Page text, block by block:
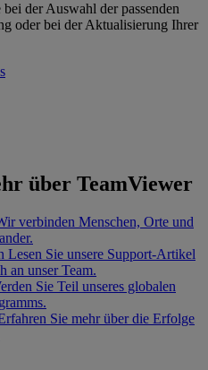
der Auswahl der passenden
oder bei der Aktualisierung Ihrer
über TeamViewer
verbinden Menschen, Orte und
Lesen Sie unsere Support-Artikel
an unser Team.
Sie Teil unseres globalen
Sie mehr über die Erfolge